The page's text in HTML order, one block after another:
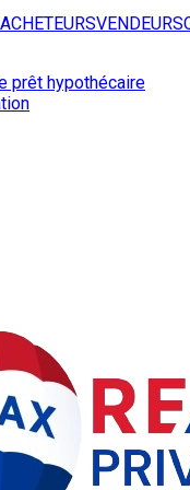
ACHETEURSVENDEURS
prêt hypothécaire